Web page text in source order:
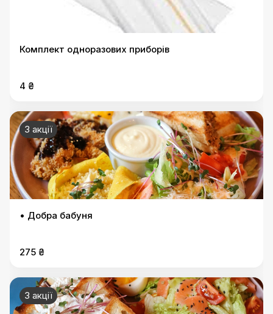
Комплект одноразових приборів
4 ₴
3 акції
• Добра бабуня
275 ₴
3 акції